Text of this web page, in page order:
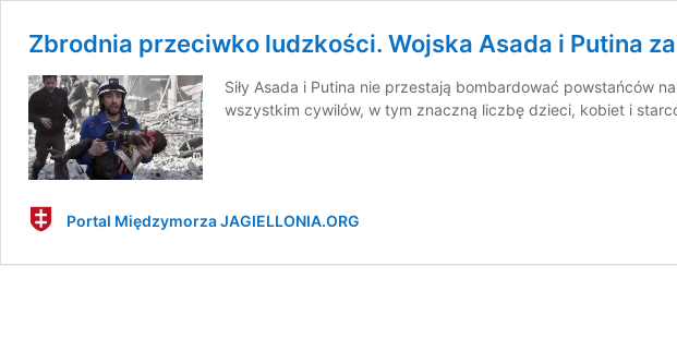
Zbrodnia przeciwko ludzkości. Wojska Asada i Putina
Siły Asada i Putina nie przestają bombardować powstańców
wszystkim cywilów, w tym znaczną liczbę dzieci, kobiet i
Portal Międzymorza JAGIELLONIA.ORG